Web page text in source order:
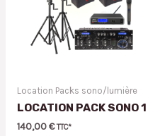
Location Packs sono/lumière
LOCATION PACK SONO 1
140,00€ TTC*